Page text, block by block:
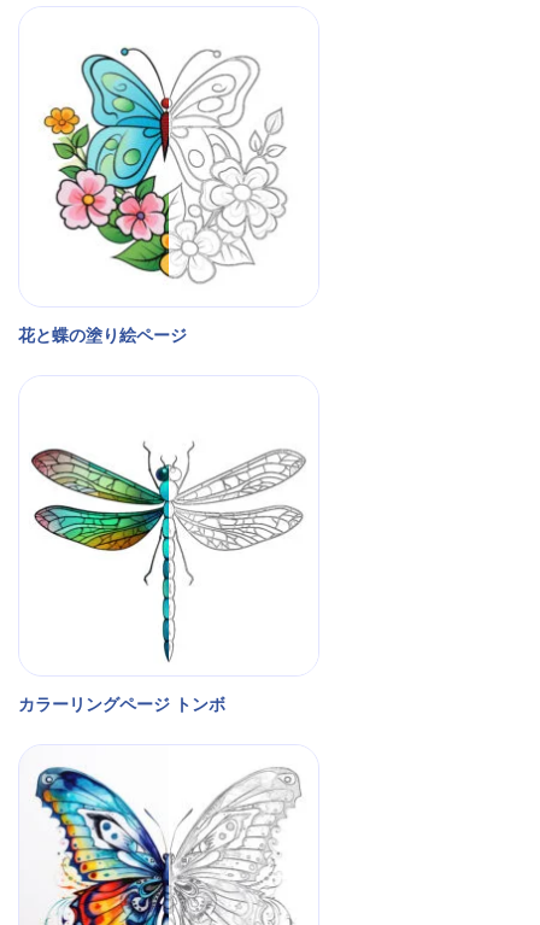
花と蝶の塗り絵ページ
カラーリングページ トンボ